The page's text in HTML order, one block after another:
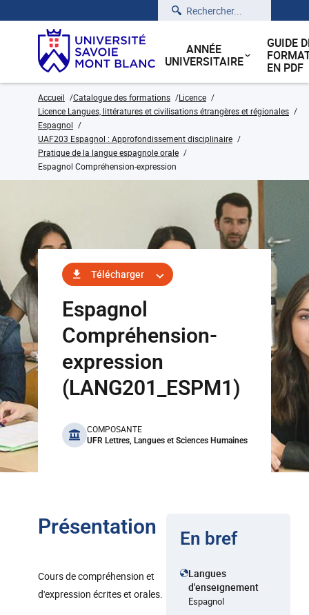
Rechercher
ANNÉE
UNIVERSITAIRE
GUIDE
EN PDF
Accueil Catalogue des formations
Licence
Licence Langues, littératures et civilisations étrangères et régionales
Espagnol
UAF203 Espagnol : Approfondissement disciplinaire
Pratique de la langue espagnole orale
Espagnol Compréhension-expression
Télécharger
Espagnol
Compréhension-
expression
(LANG201_ESPM1)
benefits
COMPOSANTE
UFR Lettres, Langues et Sciences Humaines
Présentation
Cours de compréhension et
d'expression écrites et orales.
En bref
Langues
d'enseignement
Espagnol